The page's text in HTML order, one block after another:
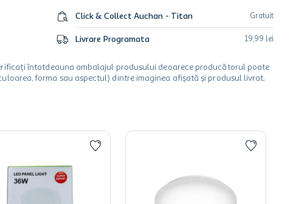
Click & Collect Auchan - Titan Gratuit
Livrare Programata 19,99 lei
întotdeauna ambalajul produsului deoarece producătorul poate
forma sau aspectul) dintre imaginea afișată și produsul livrat.